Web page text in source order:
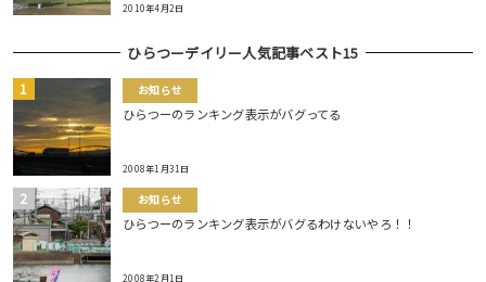
2010年4月2日
ひらつーデイリー人気記事ベスト15
お知らせ
ひらつーのランキング表示がバグってる
2008年1月31日
お知らせ
ひらつーのランキング表示がバグるわけないやろ！！
2008年2月1日